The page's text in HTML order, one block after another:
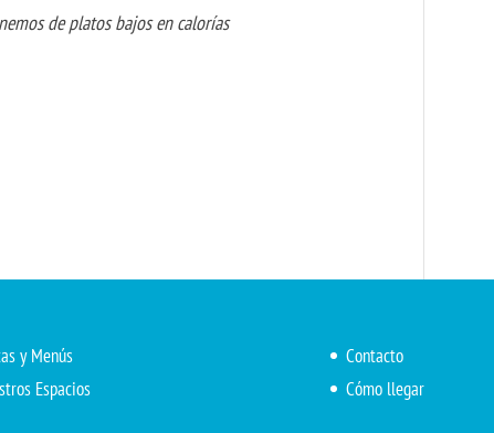
de platos bajos en calorías
y Menús
Espacios
Contacto
Cómo llegar